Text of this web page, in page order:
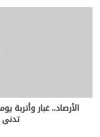
الأرصاد.. غبار
تدني